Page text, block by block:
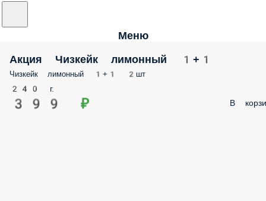
Меню
Акция Чизкейк лимонный 1+1
Чизкейк лимонный 1+1 2шт
240 г.
399 ₽ В